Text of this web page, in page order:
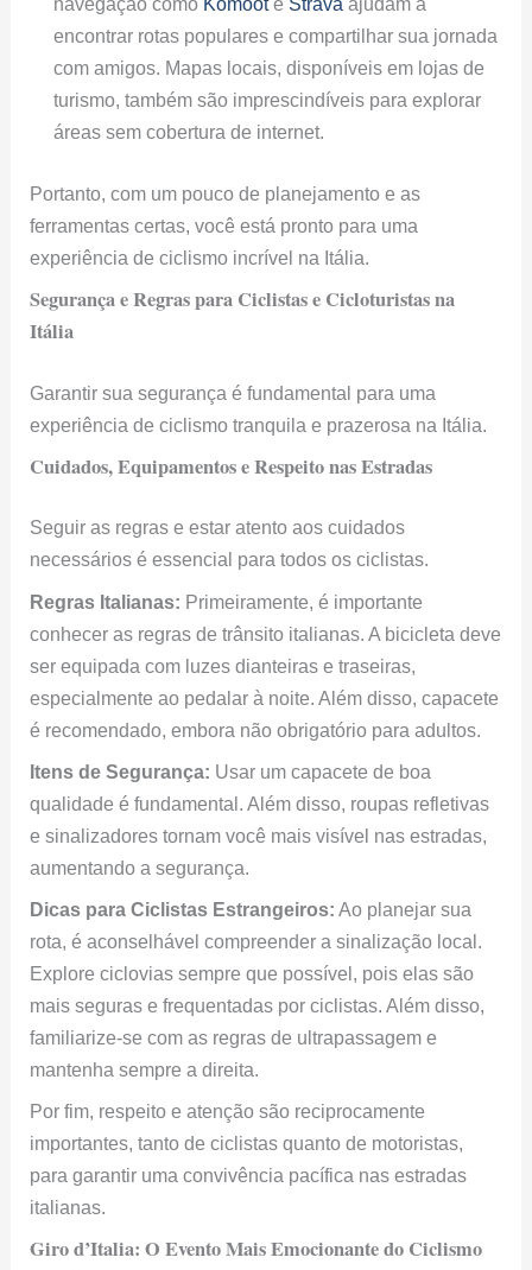
encontrar rotas populares e compartilhar sua jornada
com amigos. Mapas locais, disponíveis em lojas de
turismo, também são imprescindíveis para explorar
áreas sem cobertura de internet.
Portanto, com um pouco de planejamento e as
ferramentas certas, você está pronto para uma
experiência de ciclismo incrível na Itália.
Segurança e Regras para Ciclistas e Cicloturistas na
Itália
Garantir sua segurança é fundamental para uma
experiência de ciclismo tranquila e prazerosa na Itália.
Cuidados, Equipamentos e Respeito nas Estradas
Seguir as regras e estar atento aos cuidados
necessários é essencial para todos os ciclistas.
Regras Italianas: Primeiramente, é importante
conhecer as regras de trânsito italianas. A bicicleta deve
ser equipada com luzes dianteiras e traseiras,
especialmente ao pedalar à noite. Além disso, capacete
é recomendado, embora não obrigatório para adultos.
Itens de Segurança: Usar um capacete de boa
qualidade é fundamental. Além disso, roupas refletivas
e sinalizadores tornam você mais visível nas estradas,
aumentando a segurança.
Dicas para Ciclistas Estrangeiros: Ao planejar sua
rota, é aconselhável compreender a sinalização local.
Explore ciclovias sempre que possível, pois elas são
mais seguras e frequentadas por ciclistas. Além disso,
familiarize-se com as regras de ultrapassagem e
mantenha sempre a direita.
Por fim, respeito e atenção são reciprocamente
importantes, tanto de ciclistas quanto de motoristas,
para garantir uma convivência pacífica nas estradas
italianas.
Giro d’Italia: O Evento Mais Emocionante do Ciclismo